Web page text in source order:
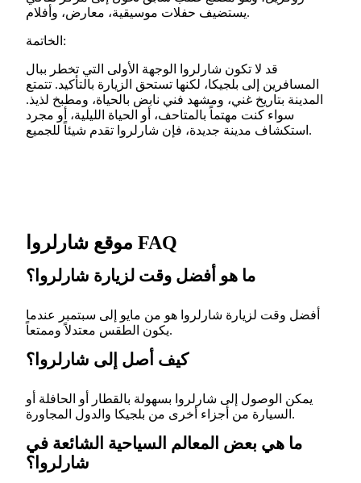
يستضيف حفلات موسيقية، معارض، وأفلام.
الخاتمة:
قد لا تكون شارلروا الوجهة الأولى التي تخطر ببال
المسافرين إلى بلجيكا، لكنها تستحق الزيارة بالتأكيد. تتمتع
المدينة بتاريخ غني، ومشهد فني نابض بالحياة، ومطبخ لذيذ.
سواء كنت مهتماً بالمتاحف، أو الحياة الليلية، أو مجرد
استكشاف مدينة جديدة، فإن شارلروا تقدم شيئاً للجميع.
موقع شارلروا FAQ
ما هو أفضل وقت لزيارة شارلروا؟
أفضل وقت لزيارة شارلروا هو من مايو إلى سبتمبر عندما
يكون الطقس معتدلاً وممتعاً.
كيف أصل إلى شارلروا؟
يمكن الوصول إلى شارلروا بسهولة بالقطار أو الحافلة أو
السيارة من أجزاء أخرى من بلجيكا والدول المجاورة.
ما هي بعض المعالم السياحية الشائعة في
شارلروا؟